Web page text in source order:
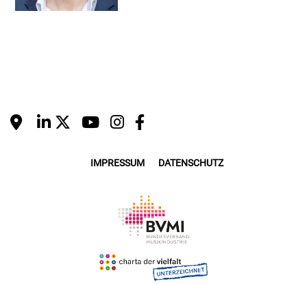
IMPRESSUM DATENSCHUTZ